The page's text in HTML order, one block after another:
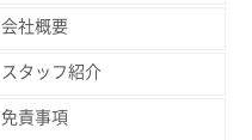
会社概要
スタッフ紹介
免責事項